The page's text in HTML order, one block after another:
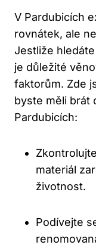
V Pardubicích
rovnátek, ale
Jestliže
je důležité
faktorům. Zde
byste měli brát
Pardubicích:
materiál
životnost.
Podívejte